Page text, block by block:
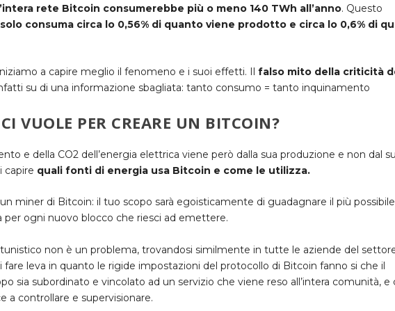
rete Bitcoin consumerebbe più o meno 140 TWh all’anno. Questo
consuma circa lo 0,56% di quanto viene prodotto e circa lo 0,6% di
a capire meglio il fenomeno e i suoi effetti. Ilfalso mito della criticità
su di una informazione sbagliata: tanto consumo = tanto inquinamento
VUOLE PER CREARE UN BITCOIN?
e della CO2 dell’energia elettrica viene però dalla sua produzione e non dal
capire quali fonti di energia usa Bitcoin e come le utilizza.
miner di Bitcoin: il tuo scopo sarà egoisticamente di guadagnare il più possibile
ogni nuovo blocco che riesci ad emettere.
non è un problema, trovandosi similmente in tutte le aziende del
fare leva in quanto le rigide impostazioni del protocollo di Bitcoin fanno si che il
sia subordinato e vincolato ad un servizio che viene reso all’intera comunità, e
a controllare e supervisionare.